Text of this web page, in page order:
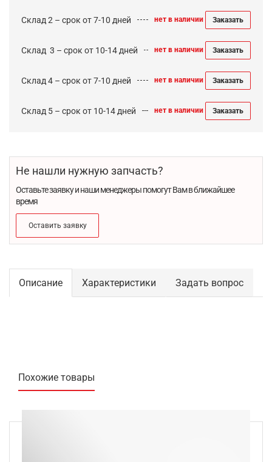
Склад 2 – срок от 7-10 дней нет в наличии Заказать
Cклад 3 – срок от 10-14 дней нет в наличии Заказать
Склад 4 – срок от 7-10 дней нет в наличии Заказать
Склад 5 – срок от 10-14 дней нет в наличии Заказать
Не нашли нужную запчасть?
Оставьте заявку и наши менеджеры помогут Вам в ближайшее
время
Оставить заявку
Описание Характеристики Задать вопрос
Похожие товары